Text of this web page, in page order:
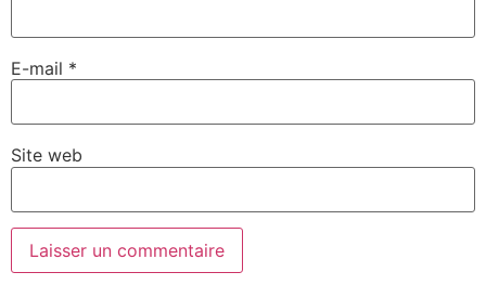
E-mail *
Site web